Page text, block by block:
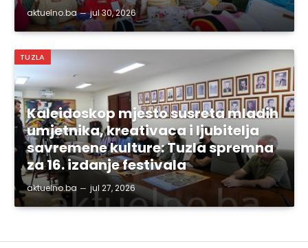
aktuelno.ba jul 30, 2026
TUZLA
Kaleidoskop mjesto susreta mladih
umjetnika, kreativaca i ljubitelja
savremene kulture: Tuzla spremna
za 16. izdanje festivala
aktuelno.ba jul 27, 2026